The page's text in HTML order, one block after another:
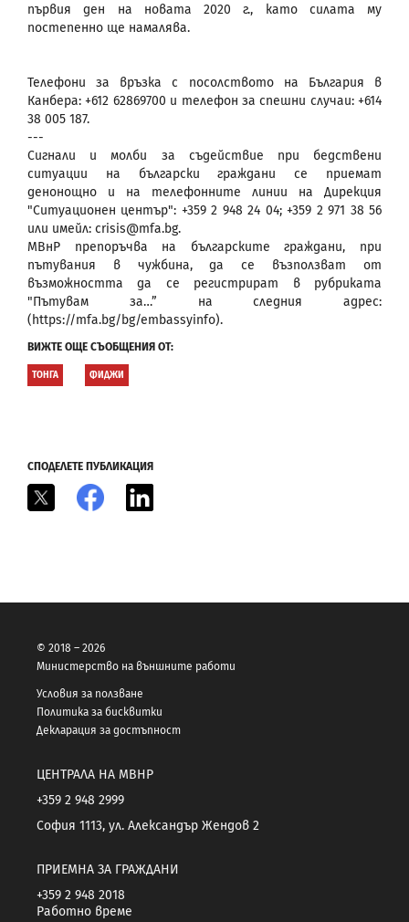
първия ден на новата 2020 г., като силата му
постепенно ще намалява.
Телефони за връзка с посолството на България в
Канбера: +612 62869700 и телефон за спешни случаи: +614
38 005 187.
---
Сигнали и молби за съдействие при бедствени
ситуации на български граждани се приемат
денонощно и на телефонните линии на Дирекция
"Ситуационен център": +359 2 948 24 04; +359 2 971 38 56
или имейл: crisis@mfa.bg.
МВнР препоръчва на българските граждани, при
пътувания в чужбина, да се възползват от
възможността да се регистрират в рубриката
"Пътувам за…” на следния адрес:
(https://mfa.bg/bg/embassyinfo).
ВИЖТЕ ОЩЕ СЪОБЩЕНИЯ ОТ:
ТОНГА ФИДЖИ
СПОДЕЛЕТЕ ПУБЛИКАЦИЯ
Facebook
© 2018 – 2026
Министерство на външните работи
Условия за ползване
Политика за бисквитки
Декларация за достъпност
ЦЕНТРАЛА НА МВНР
+359 2 948 2999
София 1113, ул. Александър Жендов 2
ПРИЕМНА ЗА ГРАЖДАНИ
+359 2 948 2018
Работно време